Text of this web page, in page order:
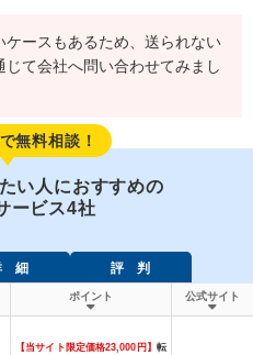
ケースもあるため、送られない
じて会社へ問い合わせてみまし
無料相談！
い人におすすめの
ービス4社
細 評 判
ポイント 公式サイト
【当サイト限定価格23,000円】 転